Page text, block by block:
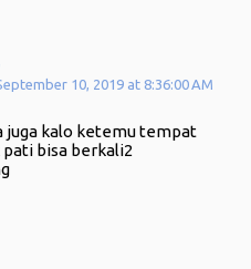
10, 2019 at 8:36:00 AM
juga kalo ketemu tempat
pati bisa berkali2